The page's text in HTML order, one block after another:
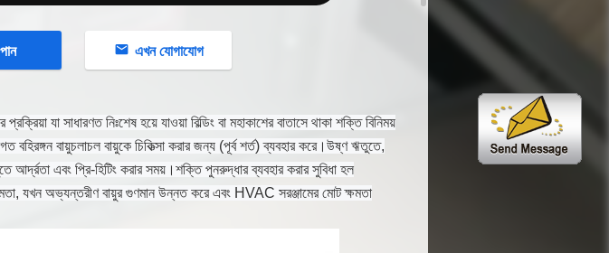
এখন যোগাযোগ
যা সাধারণত নিঃশেষ হয়ে যাওয়া বিল্ডিং বা মহাকাশের বাতাসে থাকা শক্তি বিনিময়
বায়ুচলাচল বায়ুকে চিকিত্সা করার জন্য (পূর্ব শর্ত) ব্যবহার করে।উষ্ণ ঋতুতে,
আর্দ্রতা এবং প্রি-হিটিং করার সময়।শক্তি পুনরুদ্ধার ব্যবহার করার সুবিধা হল
যখন অভ্যন্তরীণ বায়ুর গুণমান উন্নত করে এবং HVAC সরঞ্জামের মোট ক্ষমতা